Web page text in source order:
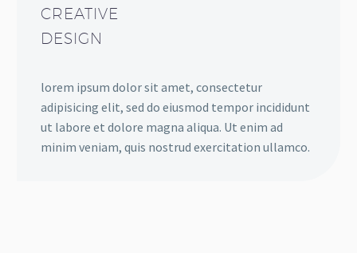
CREATIVE
DESIGN
lorem ipsum dolor sit amet, consectetur
adipisicing elit, sed do eiusmod tempor incididunt
ut labore et dolore magna aliqua. Ut enim ad
minim veniam, quis nostrud exercitation ullamco.